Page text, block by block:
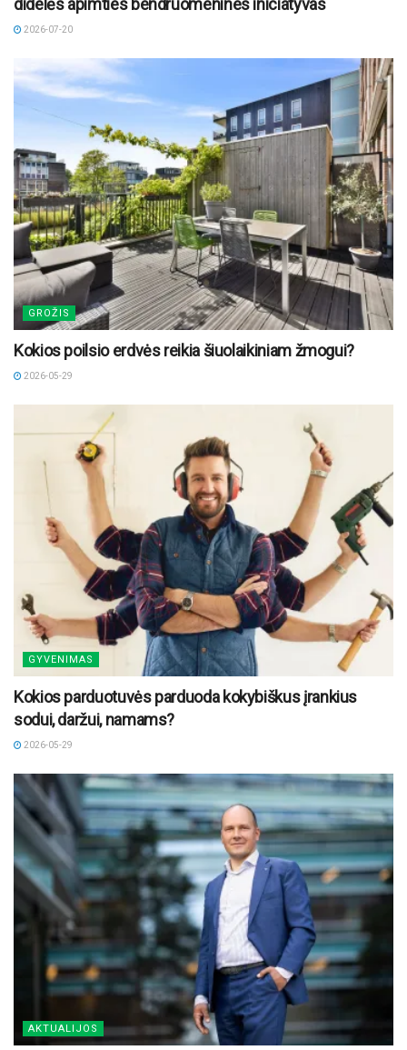
didelės apimties bendruomenines iniciatyvas
2026-07-20
GROŽIS
Kokios poilsio erdvės reikia šiuolaikiniam žmogui?
2026-05-29
GYVENIMAS
Kokios parduotuvės parduoda kokybiškus įrankius
sodui, daržui, namams?
2026-05-29
AKTUALIJOS